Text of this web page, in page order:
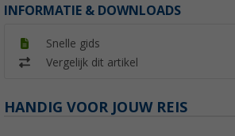
INFORMATIE & DOWNLOADS
Snelle gids
Vergelijk dit artikel
HANDIG VOOR JOUW REIS